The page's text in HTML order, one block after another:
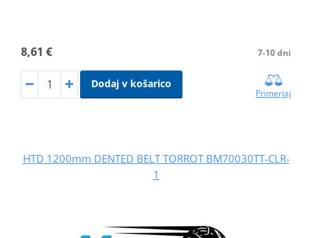
8,61 € 7-10 dni
Dodaj v košarico
Primerjaj
HTD 1200mm DENTED BELT TORROT BM70030TT-CLR-
1